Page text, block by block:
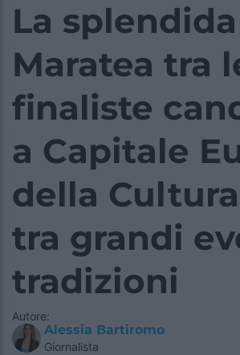
La splendida
Maratea tra
finaliste
a Capitale
della
tra grandi
tradizioni
Autore:
Alessia Bartiromo
Giornalista